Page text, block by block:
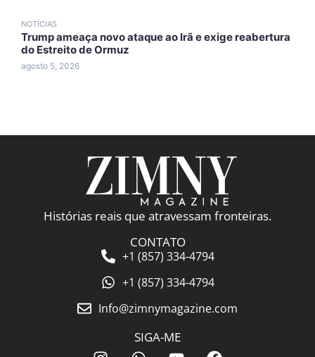
NOTÍCIAS
Trump ameaça novo ataque ao Irã e exige reabertura
do Estreito de Ormuz
agosto 5, 2026
Histórias reais que atravessam fronteiras.
CONTATO
+1 (857) 334-4794
+1 (857) 334-4794
Info@zimnymagazine.com
SIGA-ME